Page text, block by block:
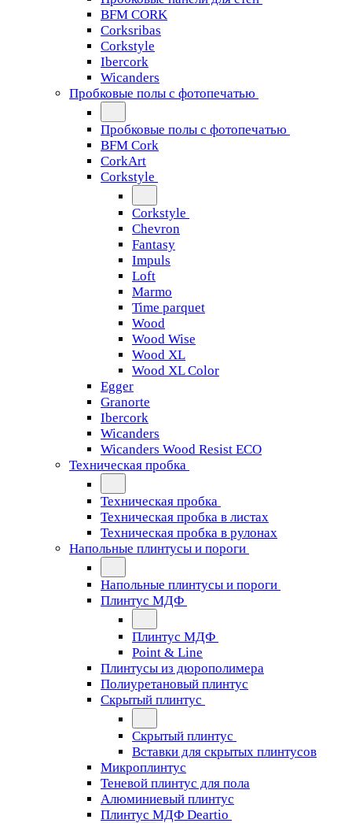
BFM CORK
Corksribas
Corkstyle
Ibercork
Wicanders
Пробковые полы с фотопечатью
Пробковые полы с фотопечатью
BFM Cork
CorkArt
Corkstyle
Corkstyle
Chevron
Fantasy
Impuls
Loft
Marmo
Time parquet
Wood
Wood Wise
Wood XL
Wood XL Color
Egger
Granorte
Ibercork
Wicanders
Wicanders Wood Resist ECO
Техническая пробка
Техническая пробка
Техническая пробка в листах
Техническая пробка в рулонах
Напольные плинтусы и пороги
Напольные плинтусы и пороги
Плинтус МДФ
Плинтус МДФ
Point & Line
Плинтусы из дюрополимера
Полиуретановый плинтус
Скрытый плинтус
Скрытый плинтус
Вставки для скрытых плинтусов
Микроплинтус
Теневой плинтус для пола
Алюминиевый плинтус
Плинтус МДФ Deartio